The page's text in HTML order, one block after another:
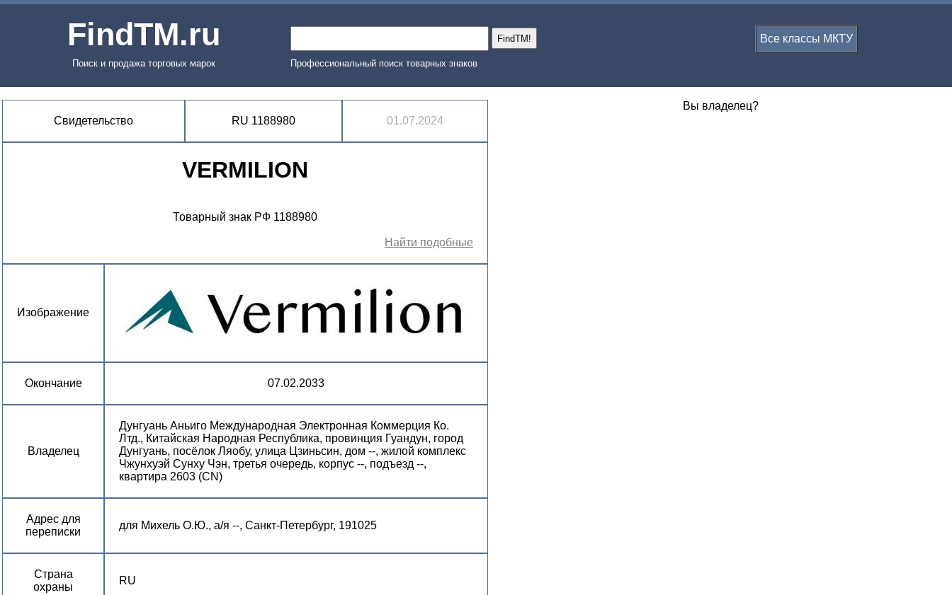
FindTM.ru Все классы МКТУ
Поиск и продажа торговых марок Профессиональный поиск товарных знаков
Свидетельство RU 1188980 01.07.2024
VERMILION
Товарный знак РФ 1188980
Найти подобные
Изображение
Окончание 07.02.2033
Владелец
Дунгуань Аньиго Международная Электронная Коммерция Ко.
Лтд., Китайская Народная Республика, провинция Гуандун, город
Дунгуань, посёлок Ляобу, улица Цзиньсин, дом --, жилой комплекс
Чжунхуэй Сунху Чэн, третья очередь, корпус --, подъезд --,
квартира 2603 (CN)
Адрес для
переписки
для Михель О.Ю., а/я --, Санкт-Петербург, 191025
Страна
охраны
RU
Вы владелец?